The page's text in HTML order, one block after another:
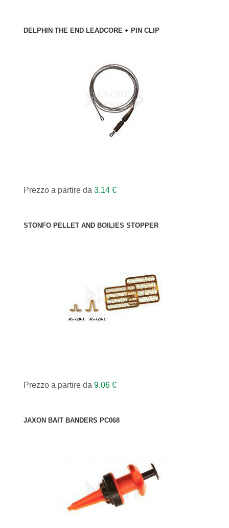
DELPHIN THE END LEADCORE + PIN CLIP
VEDI IL PRODOTTO
Prezzo a partire da 3.14 €
STONFO PELLET AND BOILIES STOPPER
VEDI IL PRODOTTO
Prezzo a partire da 9.06 €
JAXON BAIT BANDERS PC068
VEDI IL PRODOTTO